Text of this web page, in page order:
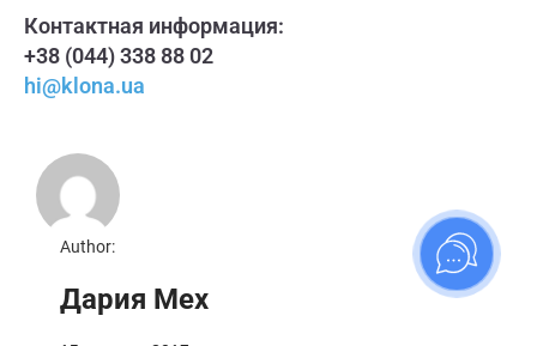
Контактная информация:
+38 (044) 338 88 02
hi@klona.ua
Author:
Дария Мех